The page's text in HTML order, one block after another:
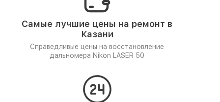
Самые лучшие цены на ремонт в
Казани
Справедливые цены на восстановление
дальномера Nikon LASER 50